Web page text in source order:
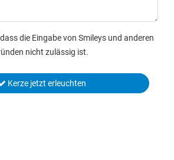
die Eingabe von Smileys und anderen
nicht zulässig ist.
Kerze jetzt erleuchten